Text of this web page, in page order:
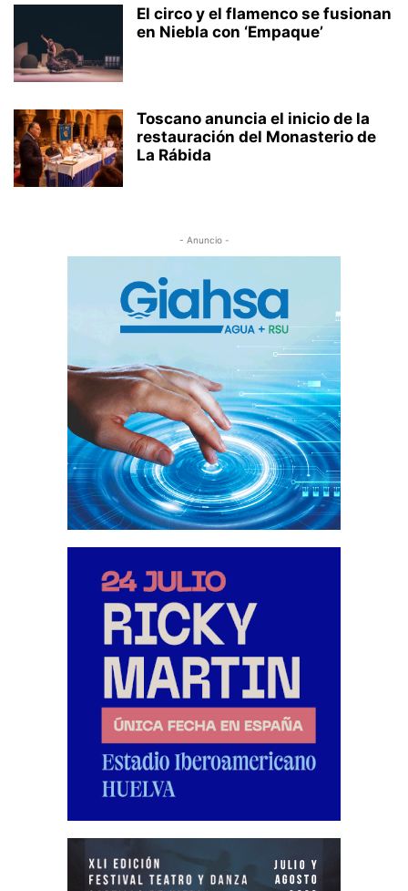
El circo y el flamenco se fusionan
en Niebla con ‘Empaque’
Toscano anuncia el inicio de la
restauración del Monasterio de
La Rábida
- Anuncio -